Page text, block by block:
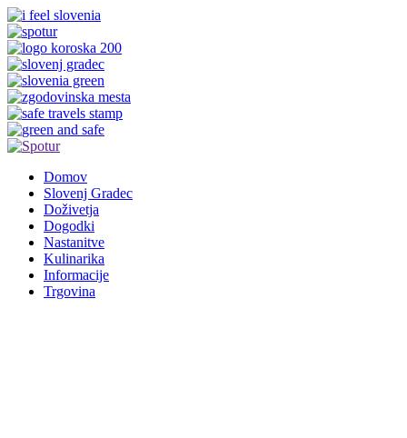
Domov
Slovenj Gradec
Doživetja
Dogodki
Nastanitve
Kulinarika
Informacije
Trgovina